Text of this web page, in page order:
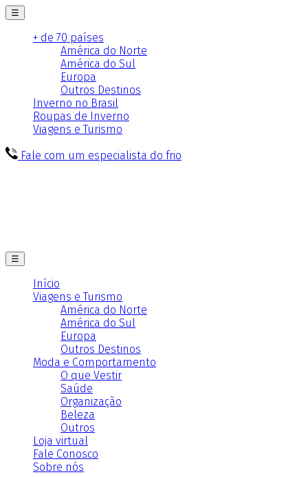
☰
+ de 70 países
América do Norte
América do Sul
Europa
Outros Destinos
Inverno no Brasil
Roupas de Inverno
Viagens e Turismo
Fale com um especialista do frio
☰
Início
Viagens e Turismo
América do Norte
América do Sul
Europa
Outros Destinos
Moda e Comportamento
O que Vestir
Saúde
Organização
Beleza
Outros
Loja virtual
Fale Conosco
Sobre nós